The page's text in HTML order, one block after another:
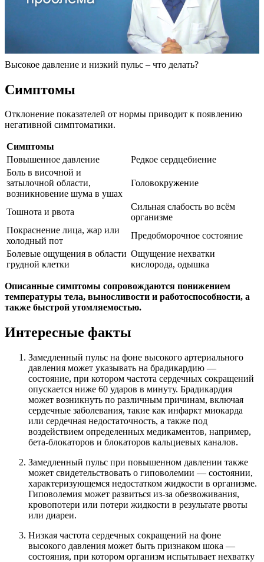
Высокое давление и низкий пульс – что делать?
Симптомы
Отклонение показателей от нормы приводит к появлению
негативной симптоматики.
Симптомы
Повышенное давление
Редкое сердцебиение
Боль в височной и
затылочной области,
возникновение шума в ушах
Головокружение
Тошнота и рвота
Сильная слабость во всём
организме
Покраснение лица, жар или
холодный пот
Предобморочное состояние
Болевые ощущения в области
грудной клетки
Ощущение нехватки
кислорода, одышка
Описанные симптомы сопровождаются понижением
температуры тела, выносливости и работоспособности, а
также быстрой утомляемостью.
Интересные факты
Замедленный пульс на фоне высокого артериального
давления может указывать на брадикардию —
состояние, при котором частота сердечных сокращений
опускается ниже 60 ударов в минуту. Брадикардия
может возникнуть по различным причинам, включая
сердечные заболевания, такие как инфаркт миокарда
или сердечная недостаточность, а также под
воздействием определенных медикаментов, например,
бета-блокаторов и блокаторов кальциевых каналов.
Замедленный пульс при повышенном давлении также
может свидетельствовать о гиповолемии — состоянии,
характеризующемся недостатком жидкости в организме.
Гиповолемия может развиться из-за обезвоживания,
кровопотери или потери жидкости в результате рвоты
или диареи.
Низкая частота сердечных сокращений на фоне
высокого давления может быть признаком шока —
состояния, при котором организм испытывает нехватку